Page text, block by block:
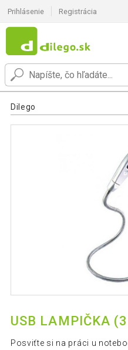
Prihlásenie Registrácia
Dilego
USB LAMPIČKA
Posviťte si na práci u